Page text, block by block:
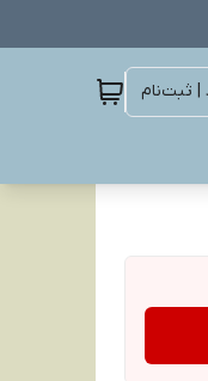
| ثبت‌نام